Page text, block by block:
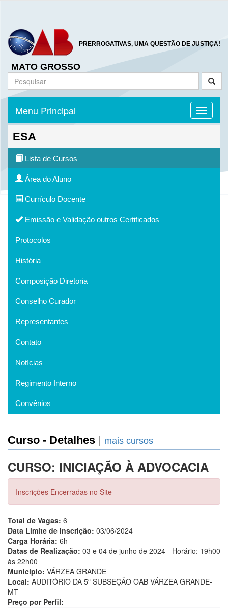
PRERROGATIVAS, UMA QUESTÃO DE JUSTIÇA!
MATO GROSSO
Toggle
Menu Principal
ESA
Lista de Cursos
Área do Aluno
Currículo Docente
Emissão e Validação outros Certificados
Protocolos
História
Composição Diretoria
Conselho Curador
Representantes
Contato
Notícias
Regimento Interno
Convênios
Curso - Detalhes mais cursos
CURSO: INICIAÇÃO À ADVOCACIA
Inscrições Encerradas no Site
Total de Vagas: 6
Data Limite de Inscrição: 03/06/2024
Carga Horária: 6h
Datas de Realização: 03 e 04 de junho de 2024 - Horário: 19h00
às 22h00
Município: VÁRZEA GRANDE
Local: AUDITÓRIO DA 5ª SUBSEÇÃO OAB VÁRZEA GRANDE-
MT
Preço por Perfil: